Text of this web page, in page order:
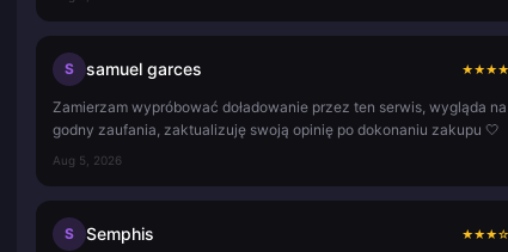
S samuel garces ★★★★
Zamierzam wypróbować doładowanie przez ten serwis, wygląda na
godny zaufania, zaktualizuję swoją opinię po dokonaniu zakupu 🤍
Aug 5, 2026
S Semphis ★★★☆